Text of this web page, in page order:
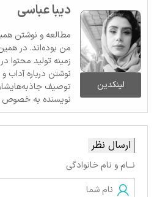
لینکدین
دیبا عباسی
مطالعه و نوشتن
من بوده‌اند. در
زمینه تولید محتوا
نوشتن درباره آداب
توصیف
نویسنده به خصوص
ارسال نظر
نــام و نام خانوادگی